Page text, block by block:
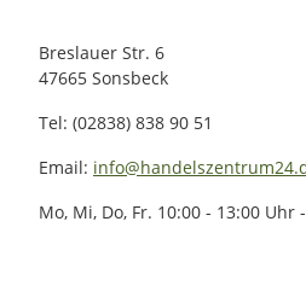
Breslauer Str. 6
47665 Sonsbeck
Tel: (02838) 838 90 51
Email:
Mo, Mi, Do, Fr. 10:00 - 13:00